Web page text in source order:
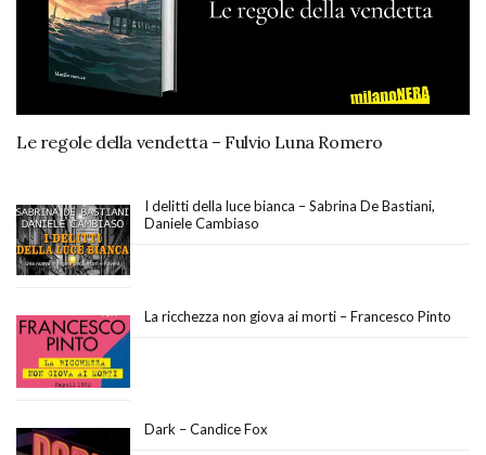
Le regole della vendetta – Fulvio Luna Romero
I delitti della luce bianca – Sabrina De Bastiani,
Daniele Cambiaso
La ricchezza non giova ai morti – Francesco Pinto
Dark – Candice Fox